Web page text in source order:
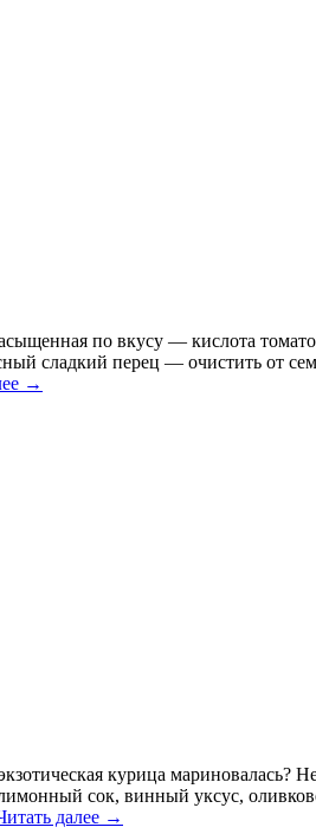
по вкусу — кислота
сладкий перец — очистить от
→
курица мариновалась?
сок, винный уксус,
далее →